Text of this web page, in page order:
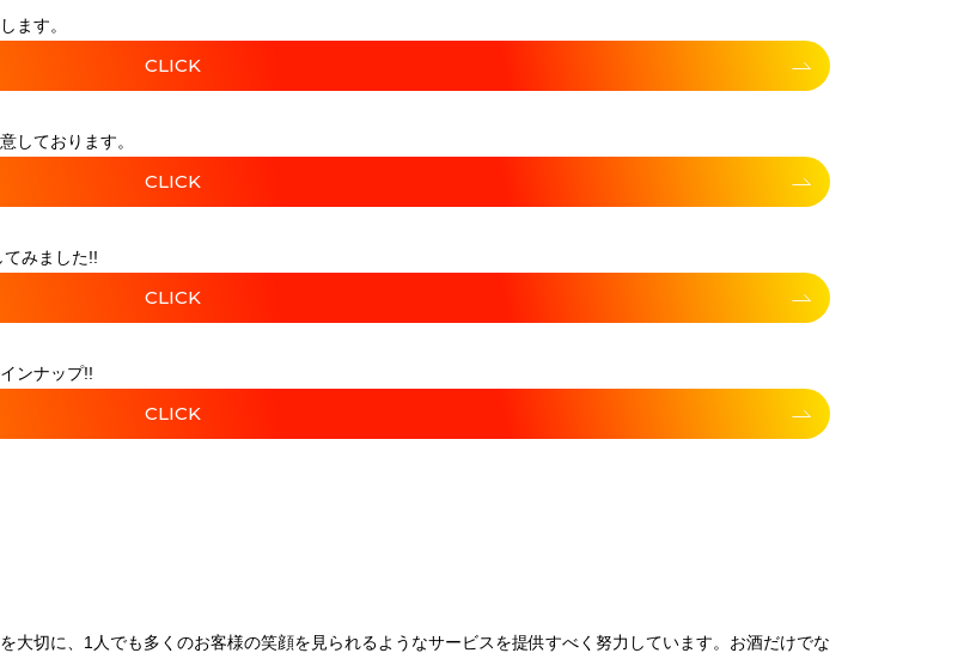
ます。
CLICK
しております。
CLICK
みました!!
CLICK
ンナップ!!
CLICK
大切に、1人でも多くのお客様の笑顔を見られるようなサービスを提供すべく努力しています。お酒だけでな